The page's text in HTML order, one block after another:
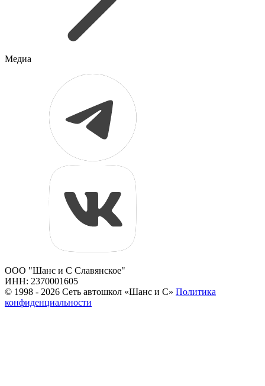
Медиа
ООО "Шанс и С Славянское"
ИНН: 2370001605
© 1998 - 2026 Сеть автошкол «Шанс и С» Политика
конфиденциальности